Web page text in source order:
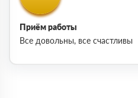
Приём работы
Все довольны, все счастливы